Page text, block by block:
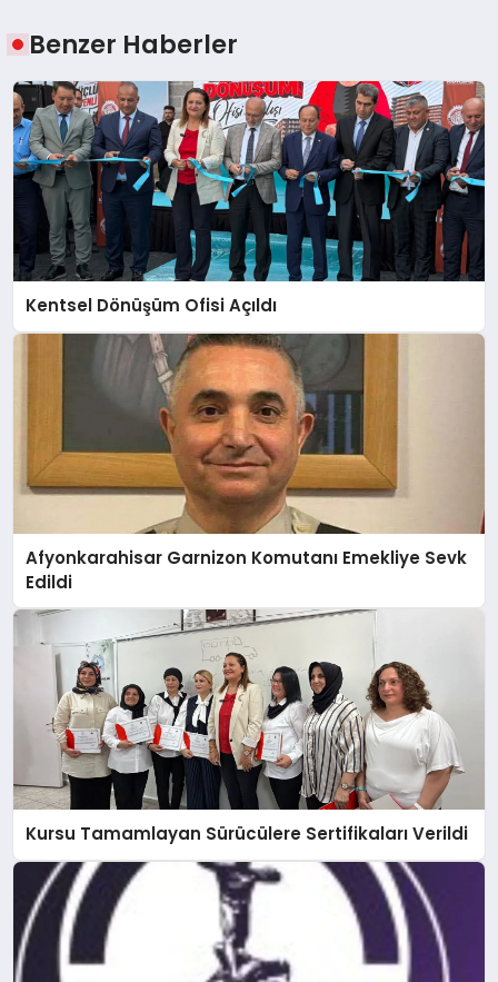
Benzer Haberler
Kentsel Dönüşüm Ofisi Açıldı
Afyonkarahisar Garnizon Komutanı Emekliye Sevk
Edildi
Kursu Tamamlayan Sürücülere Sertifikaları Verildi